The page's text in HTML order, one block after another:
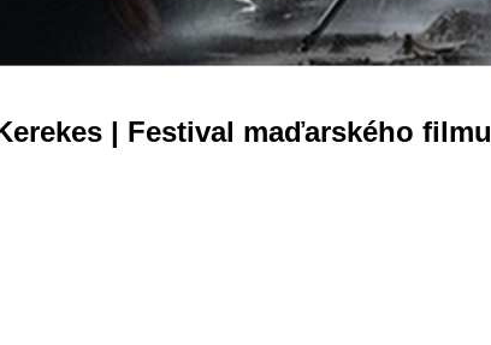
| Festival maďarského filmu